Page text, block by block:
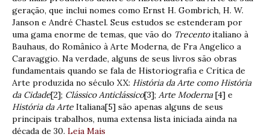
geração, que inclui nomes como Ernst H. Gombrich, H. W.
Janson e André Chastel. Seus estudos se estenderam por
uma gama enorme de temas, que vão do Trecentoitaliano à
Bauhaus, do Românico à Arte Moderna, de Fra Angelico a
Caravaggio. Na verdade, alguns de seus livros são obras
fundamentais quando se fala de Historiografia e Crítica de
Arte produzida no século XX: História da Arte como História
da Cidade[2]; Clássico Anticlássico[3]; Arte Moderna[4] e
História da Arte Italiana[5] são apenas alguns de seus
principais trabalhos, numa extensa lista iniciada ainda na
década de 30. Leia Mais